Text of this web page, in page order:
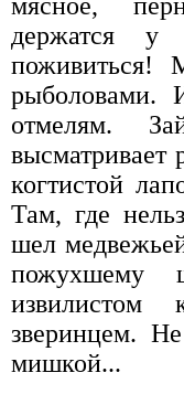
держатся
поживиться!
рыболовами.
отмелям.
высматривает
когтистой
Там, где
шел
пожухшему
извилистом
зверинцем.
мишкой...